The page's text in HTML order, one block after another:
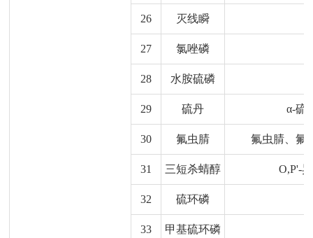
26 灭线瞬
27 氯唑磷
28 水胺硫磷
29 硫丹 α-硫
30 氟虫腈 氟虫腈、氟
31 三短杀蜻醇 O,P'-
32 硫环磷
33 甲基硫环磷